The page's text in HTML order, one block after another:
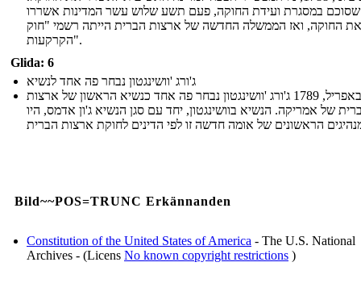
שסוכם במסגרת ועידת החוקה, פעם תשע שלוש עשר המדינות אשררו
את החוקה, ואז הממשלה החדשה של ארצות הברית הייתה רשמי "חוק
הקרקעות".
Glida: 6
ג'ורג 'וושינגטון נבחר פה אחד לנשיא
ב -30 באפריל, 1789 ג'ורג 'וושינגטון נבחר פה אחד כנשיא הראשון של ארצות
של אמריקה. הנשיא בוושינגטון, יחד עם סגן הנשיא ג'ון אדמס, היו
Bild~~POS=TRUNC Erkännanden
Constitution of the United States of America - The U.S. National
Archives - (Licens No known copyright restrictions )